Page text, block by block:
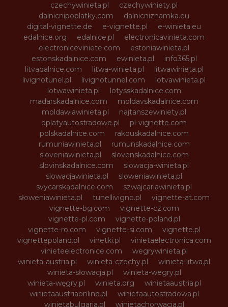
czechywinieta.pl
czechywiniety.pl
dalnicnipoplatky.com
dalnicniznamka.eu
digital-vignette.de
e-vignette.pl
e-winieta.eu
edalnice.org
edalnice.pl
electronicavinieta.com
electroniceviniete.com
estoniawinieta.pl
estonskadalnice.com
ewinieta.pl
info365.pl
litvadalnice.com
litwa-winieta.pl
litwawinieta.pl
livignotunel.pl
livignotunnel.com
lotvawinieta.pl
lotwawinieta.pl
lotysskadalnice.com
madarskadalnice.com
moldavskadalnice.com
moldawiawinieta.pl
najtanszewiniety.pl
oplatyautostradowe.pl
pl-vignette.com
polskadalnice.com
rakouskadalnice.com
rumuniawinieta.pl
rumunskadalnice.com
sloveniawinieta.pl
slovenskadalnice.com
slovinskadalnice.com
slowacja-winieta.pl
slowacjawinieta.pl
sloweniawinieta.pl
svycarskadalnice.com
szwajcariawinieta.pl
słoweniawinieta.pl
tunellivigno.pl
vignette-at.com
vignette-bg.com
vignette-cz.com
vignette-pl.com
vignette-poland.pl
vignette-ro.com
vignette-si.com
vignette.pl
vignettepoland.pl
vinetki.pl
vinietaelectronica.com
vinieteelectronice.com
wegrywinieta.pl
winieta-austria.pl
winieta-czechy.pl
winieta-litwa.pl
winieta-słowacja.pl
winieta-wegry.pl
winieta-węgry.pl
winieta.org
winietaaustria.pl
winietaaustriaonline.pl
winietaautostradowa.pl
winietabulgaria.pl
winietachorwacja.pl